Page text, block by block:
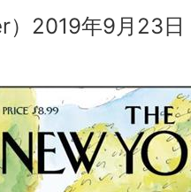
）2019年9月23日